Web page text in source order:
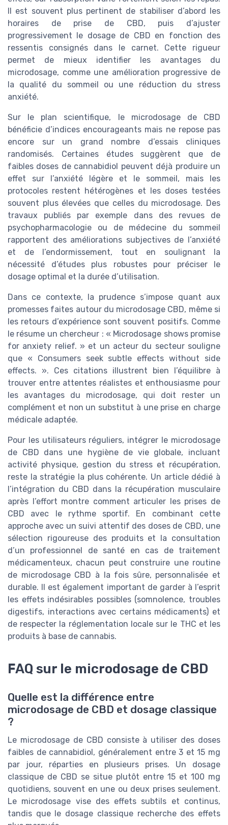
Il est souvent plus pertinent de stabiliser d’abord les
horaires de prise de CBD, puis d’ajuster
progressivement le dosage de CBD en fonction des
ressentis consignés dans le carnet. Cette rigueur
permet de mieux identifier les avantages du
microdosage, comme une amélioration progressive de
la qualité du sommeil ou une réduction du stress
anxiété.
Sur le plan scientifique, le microdosage de CBD
bénéficie d’indices encourageants mais ne repose pas
encore sur un grand nombre d’essais cliniques
randomisés. Certaines études suggèrent que de
faibles doses de cannabidiol peuvent déjà produire un
effet sur l’anxiété légère et le sommeil, mais les
protocoles restent hétérogènes et les doses testées
souvent plus élevées que celles du microdosage. Des
travaux publiés par exemple dans des revues de
psychopharmacologie ou de médecine du sommeil
rapportent des améliorations subjectives de l’anxiété
et de l’endormissement, tout en soulignant la
nécessité d’études plus robustes pour préciser le
dosage optimal et la durée d’utilisation.
Dans ce contexte, la prudence s’impose quant aux
promesses faites autour du microdosage CBD, même si
les retours d’expérience sont souvent positifs. Comme
le résume un chercheur : « Microdosage shows promise
for anxiety relief. » et un acteur du secteur souligne
que « Consumers seek subtle effects without side
effects. ». Ces citations illustrent bien l’équilibre à
trouver entre attentes réalistes et enthousiasme pour
les avantages du microdosage, qui doit rester un
complément et non un substitut à une prise en charge
médicale adaptée.
Pour les utilisateurs réguliers, intégrer le microdosage
de CBD dans une hygiène de vie globale, incluant
activité physique, gestion du stress et récupération,
reste la stratégie la plus cohérente. Un article dédié à
l’intégration du CBD dans la récupération musculaire
après l’effort montre comment articuler les prises de
CBD avec le rythme sportif. En combinant cette
approche avec un suivi attentif des doses de CBD, une
sélection rigoureuse des produits et la consultation
d’un professionnel de santé en cas de traitement
médicamenteux, chacun peut construire une routine
de microdosage CBD à la fois sûre, personnalisée et
durable. Il est également important de garder à l’esprit
les effets indésirables possibles (somnolence, troubles
digestifs, interactions avec certains médicaments) et
de respecter la réglementation locale sur le THC et les
produits à base de cannabis.
FAQ sur le microdosage de CBD
Quelle est la différence entre
microdosage de CBD et dosage classique
?
Le microdosage de CBD consiste à utiliser des doses
faibles de cannabidiol, généralement entre 3 et 15 mg
par jour, réparties en plusieurs prises. Un dosage
classique de CBD se situe plutôt entre 15 et 100 mg
quotidiens, souvent en une ou deux prises seulement.
Le microdosage vise des effets subtils et continus,
tandis que le dosage classique recherche des effets